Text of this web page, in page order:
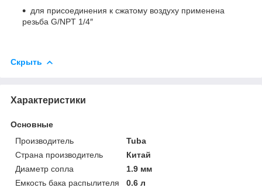
для присоединения к сжатому воздуху применена
резьба G/NPT 1/4″
Скрыть
Характеристики
Основные
Производитель
Tuba
Страна производитель
Китай
Диаметр сопла
1.9 мм
Емкость бака распылителя
0.6 л